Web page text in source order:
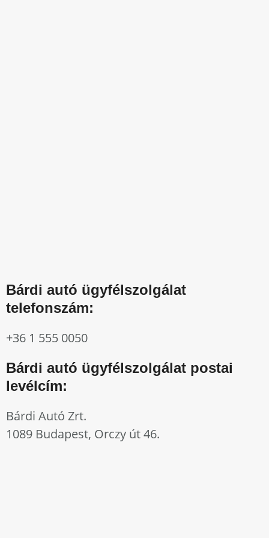
Bárdi autó ügyfélszolgálat
telefonszám:
+36 1 555 0050
Bárdi autó ügyfélszolgálat postai
levélcím:
Bárdi Autó Zrt.
1089 Budapest, Orczy út 46.